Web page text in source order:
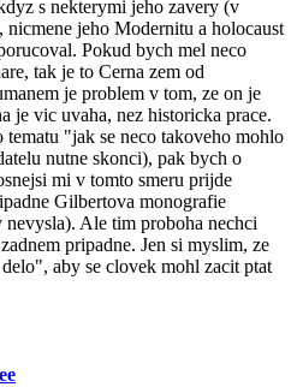
s nekterymi jeho zavery (v
jeho Modernitu a holocaust
Pokud bych mel neco
tak je to Cerna zem od
je problem v tom, ze on je
je vic uvaha, nez historicka prace.
tematu "jak se neco takoveho mohlo
nutne skonci), pak bych o
mi v tomto smeru prijde
Gilbertova monografie
nevysla). Ale tim proboha nechci
pripadne. Jen si myslim, ze
aby se clovek mohl zacit ptat